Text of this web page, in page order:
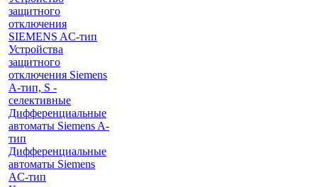
защитного
отключения
SIEMENS AС-тип
Устройства
защитного
отключения Siemens
A-тип, S -
селективные
Дифференциальные
автоматы Siemens A-
тип
Дифференциальные
автоматы Siemens
AС-тип